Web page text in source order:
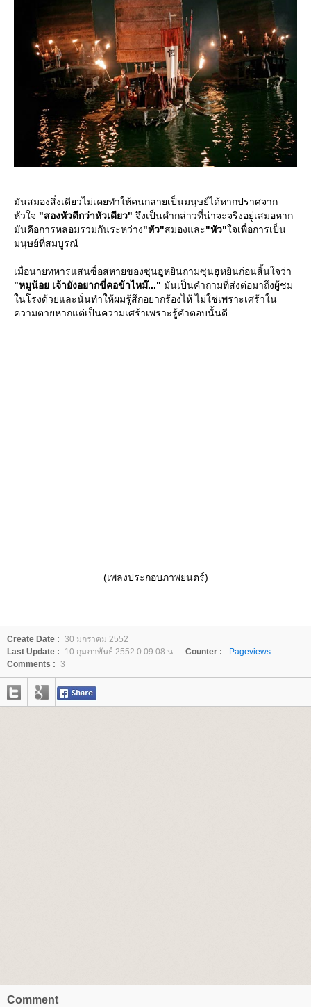
มันสมองสิ่งเดียวไม่เคยทำให้คนกลายเป็นมนุษย์ได้หากปราศจาก
หัวใจ "สองหัวดีกว่าหัวเดียว" จึงเป็นคำกล่าวที่น่าจะจริงอยู่เสมอหาก
มันคือการหลอมรวมกันระหว่าง"หัว"สมองและ"หัว"จเพื่อการเป็น
มนุษย์ที่สมบูรณ์
เมื่อนายทหารแสนซื่อสหายของซุนฮูหยินถามซุนฮูหยินก่อนสิ้นใจว่า
"หมูน้อย เจ้ายังอยากขี่คอข้าไหม๊..." มันเป็นคำถามที่ส่งต่อมาถึงผู้ชม
นโรงด้วยและนั่นทำให้ผมรู้สึกอยากร้องไห้ ไม่ใช่เพราะเศร้าใน
ความตายหากแต่เป็นความเศร้าเพราะรู้คำตอบนั้นดี
(เพลงประกอบภาพยนตร์)
Create Date : 30 มกราคม 2552
Last Update :
10 กุมภาพันธ์ 2552 0:09:08 น. Counter :
Pageviews.
Comments : 3
Comment